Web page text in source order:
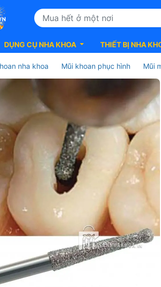
DỤNG CỤ NHA KHOA THIẾT BỊ NHA
nha khoa Mũi khoan phục hình Mũi